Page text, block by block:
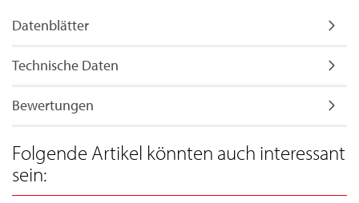
Datenblätter
Technische Daten
Bewertungen
Folgende Artikel könnten auch interessant
sein: